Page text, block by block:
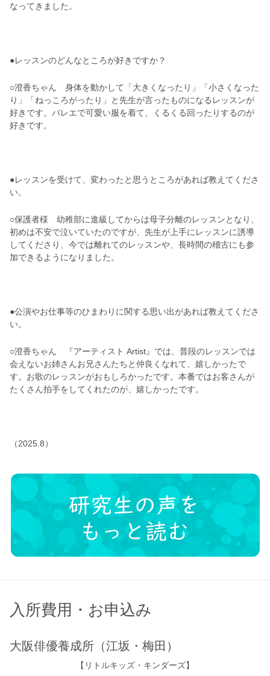
なってきました。
●レッスンのどんなところが好きですか？
○澄香ちゃん 身体を動かして「大きくなったり」「小さくなった
り」「ねっころがったり」と先生が言ったものになるレッスンが
好きです。バレエで可愛い服を着て、くるくる回ったりするのが
好きです。
●レッスンを受けて、変わったと思うところがあれば教えてくださ
い。
○保護者様 幼稚部に進級してからは母子分離のレッスンとなり、
初めは不安で泣いていたのですが、先生が上手にレッスンに誘導
してくださり、今では離れてのレッスンや、長時間の稽古にも参
加できるようになりました。
●公演やお仕事等のひまわりに関する思い出があれば教えてくださ
い。
○澄香ちゃん 『アーティスト Artist』では、普段のレッスンでは
会えないお姉さんお兄さんたちと仲良くなれて、嬉しかったで
す。お歌のレッスンがおもしろかったです。本番ではお客さんが
たくさん拍手をしてくれたのが、嬉しかったです。
（2025.8）
入所費用・お申込み
大阪俳優養成所（江坂・梅田）
【リトルキッズ・キンダーズ】